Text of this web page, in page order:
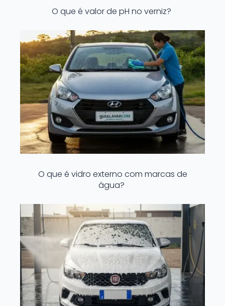
O que é valor de pH no verniz?
O que é vidro externo com marcas de
água?